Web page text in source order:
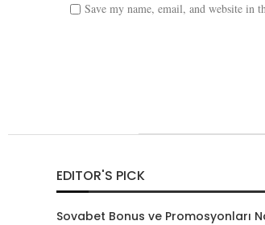
Save my name, email, and website in
EDITOR'S PICK
Sovabet Bonus ve Promosyonları